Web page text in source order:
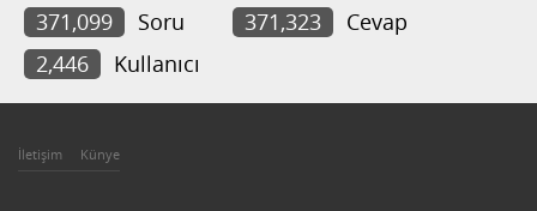
371,099 Soru 371,323
Cevap
2,446
Kullanıcı
İletişim Künye